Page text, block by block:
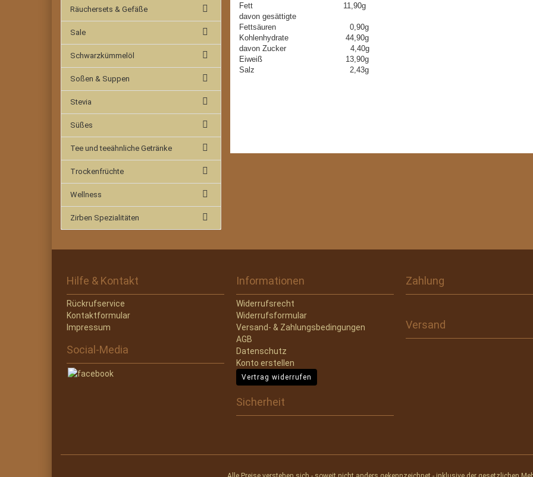
Fett 11,90g
davon gesättigte
Fettsäuren 0,90g
Kohlenhydrate 44,90g
davon Zucker 4,40g
Eiweiß 13,90g
Salz 2,43g
Räuchersets & Gefäße
Sale
Schwarzkümmelöl
Soßen & Suppen
Stevia
Süßes
Tee und teeähnliche Getränke
Trockenfrüchte
Wellness
Zirben Spezialitäten
Hilfe & Kontakt
Rückrufservice
Kontaktformular
Impressum
Social-Media
Informationen
Widerrufsrecht
Widerrufsformular
Versand- & Zahlungsbedingungen
AGB
Datenschutz
Konto erstellen
Vertrag widerrufen
Sicherheit
Zahlung
Versand